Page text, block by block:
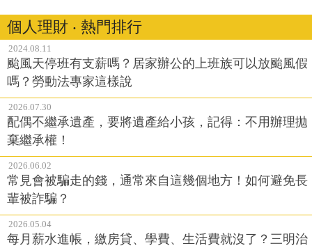
個人理財 ‧ 熱門排行
2024.08.11
颱風天停班有支薪嗎？居家辦公的上班族可以放颱風假
嗎？勞動法專家這樣說
2026.07.30
配偶不繼承遺產，要將遺產給小孩，記得：不用辦理拋
棄繼承權！
2026.06.02
常見會被騙走的錢，通常來自這幾個地方！如何避免長
輩被詐騙？
2026.05.04
每月薪水進帳，繳房貸、學費、生活費就沒了？三明治